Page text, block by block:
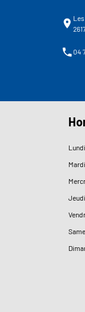
04
Lundi
Mardi
Jeudi